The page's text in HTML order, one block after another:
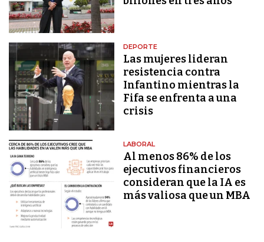
DEPORTE
Las mujeres lideran
resistencia contra
Infantino mientras la
Fifa se enfrenta a una
crisis
LABORAL
Al menos 86% de los
ejecutivos financieros
consideran que la IA es
más valiosa que un MBA